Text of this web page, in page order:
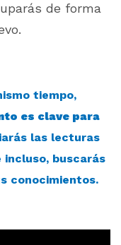
de forma
tiempo,
es clave para
las lecturas
buscarás
conocimientos.